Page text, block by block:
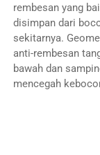
rembesan yang
disimpan dari
sekitarnya.
anti-rembesan
bawah dan
mencegah